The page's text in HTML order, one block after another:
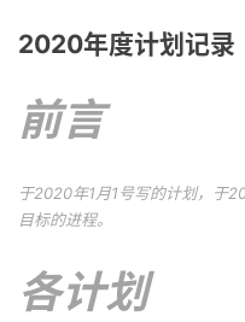
2020年度计划记录
前言
于2020年1月1号写的计划，于
目标的进程。
各计划